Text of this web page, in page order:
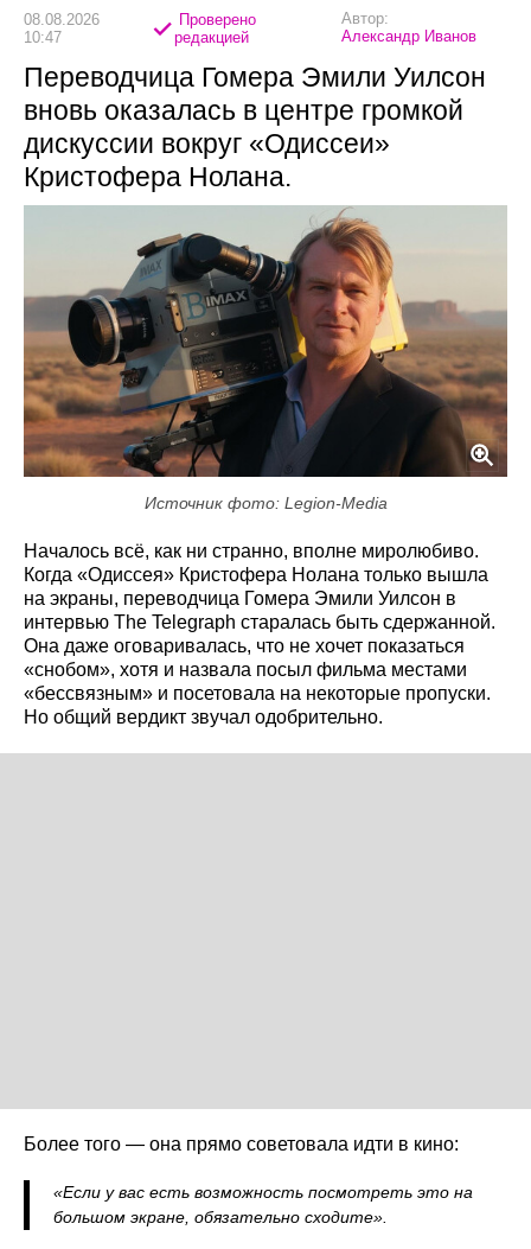
08.08.2026
10:47
Проверено
редакцией
Автор:
Александр Иванов
Переводчица Гомера Эмили Уилсон
вновь оказалась в центре громкой
дискуссии вокруг «Одиссеи»
Кристофера Нолана.
Источник фото: Legion-Media
Началось всё, как ни странно, вполне миролюбиво.
Когда «Одиссея» Кристофера Нолана только вышла
на экраны, переводчица Гомера Эмили Уилсон в
интервью The Telegraph старалась быть сдержанной.
Она даже оговаривалась, что не хочет показаться
«снобом», хотя и назвала посыл фильма местами
«бессвязным» и посетовала на некоторые пропуски.
Но общий вердикт звучал одобрительно.
Более того — она прямо советовала идти в кино:
«Если у вас есть возможность посмотреть это на
большом экране, обязательно сходите».